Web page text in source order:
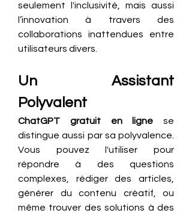
seulement l'inclusivité, mais aussi
l’innovation à travers des
collaborations inattendues entre
utilisateurs divers.
Un Assistant
Polyvalent
ChatGPT gratuit en ligne se
distingue aussi par sa polyvalence.
Vous pouvez l'utiliser pour
répondre à des questions
complexes, rédiger des articles,
générer du contenu créatif, ou
même trouver des solutions à des